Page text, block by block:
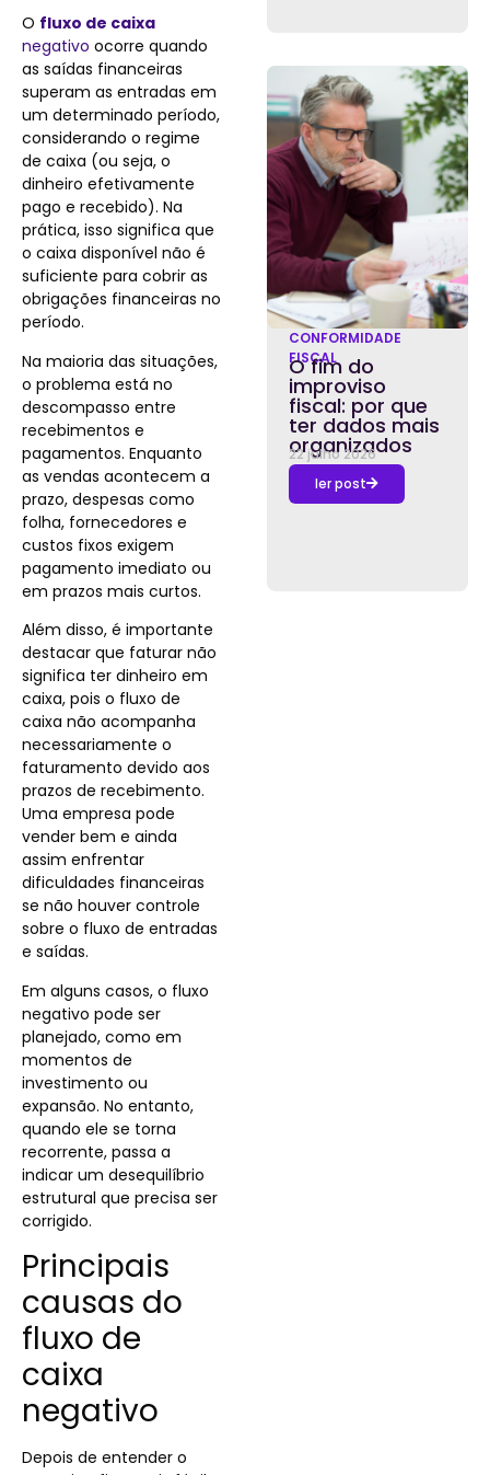
O fluxo de caixa
negativo ocorre quando
as saídas financeiras
superam as entradas em
um determinado período,
considerando o regime
de caixa (ou seja, o
dinheiro efetivamente
pago e recebido). Na
prática, isso significa que
o caixa disponível não é
suficiente para cobrir as
obrigações financeiras no
período.
Na maioria das situações,
o problema está no
descompasso entre
recebimentos e
pagamentos. Enquanto
as vendas acontecem a
prazo, despesas como
folha, fornecedores e
custos fixos exigem
pagamento imediato ou
em prazos mais curtos.
Além disso, é importante
destacar que faturar não
significa ter dinheiro em
caixa, pois o fluxo de
caixa não acompanha
necessariamente o
faturamento devido aos
prazos de recebimento.
Uma empresa pode
vender bem e ainda
assim enfrentar
dificuldades financeiras
se não houver controle
sobre o fluxo de entradas
e saídas.
Em alguns casos, o fluxo
negativo pode ser
planejado, como em
momentos de
investimento ou
expansão. No entanto,
quando ele se torna
recorrente, passa a
indicar um desequilíbrio
estrutural que precisa ser
corrigido.
Principais
causas do
fluxo de
caixa
negativo
Depois de entender o
CONFORMIDADE
FISCAL
O fim do
improviso
fiscal: por que
ter dados mais
organizados
22 julho 2026
ler post